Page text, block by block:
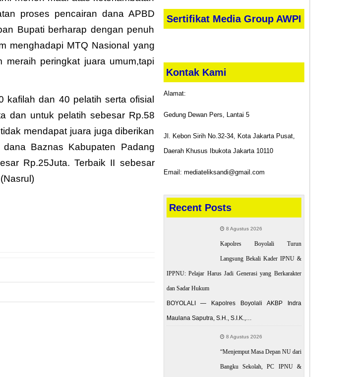
proses pencairan dana APBD
Bupati berharap dengan penuh
menghadapi MTQ Nasional yang
peringkat juara umum,tapi
kafilah dan 40 pelatih serta ofisial
dan untuk pelatih sebesar Rp.58
mendapat juara juga diberikan
Baznas Kabupaten Padang
Rp.25Juta. Terbaik II sebesar
Sertifikat Media Group AWPI
Kontak Kami
Alamat:
Gedung Dewan Pers, Lantai 5
Jl. Kebon Sirih No.32-34, Kota Jakarta Pusat,
Daerah Khusus Ibukota Jakarta 10110
Email: mediateliksandi@gmail.com
Recent Posts
8 Agustus 2026
Kapolres Boyolali Turun
Langsung Bekali Kader IPNU &
IPPNU: Pelajar Harus Jadi Generasi yang Berkarakter
dan Sadar Hukum
BOYOLALI — Kapolres Boyolali AKBP Indra
Maulana Saputra, S.H., S.I.K.,…
8 Agustus 2026
“Menjemput Masa Depan NU dari
Bangku Sekolah, PC IPNU &